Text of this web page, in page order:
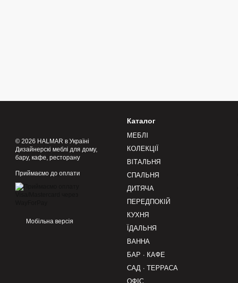
© 2026 HALMAR в Україні
Дизайнерскі меблі для дому,
бару, кафе, ресторану
Приймаємо до оплати
Мобільна версія
Каталог
МЕБЛІ
КОЛЕКЦІЇ
ВІТАЛЬНЯ
СПАЛЬНЯ
ДИТЯЧА
ПЕРЕДПОКІЙ
КУХНЯ
ЇДАЛЬНЯ
ВАННА
БАР · КАФЕ
САД · ТЕРРАСА
ОФІС